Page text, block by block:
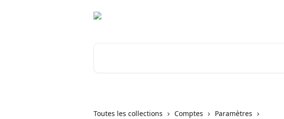
Toutes les collections Comptes
Paramètres